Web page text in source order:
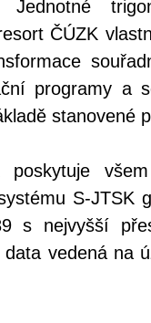
Jednotné
ČÚZK
programy a
stanovené
poskytuje
S-JTSK
s nejvyšší
data vedená na